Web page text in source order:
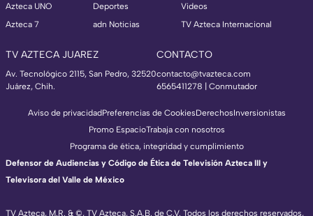
Azteca UNO
Azteca 7
Deportes
adn Noticias
Videos
TV Azteca Internacional
TV AZTECA JUAREZ
Av. Tecnológico 2115, San Pedro, 32520
Juárez, Chih.
CONTACTO
contacto@tvazteca.com
6565411278 | Conmutador
TV Azteca, M.R. & ©, TV Azteca, S.A.B. de C.V. Todos los derechos reservados,
Aviso de privacidadPreferencias de CookiesDerechosInversionistas
Promo EspacioTrabaja con nosotros
Programa de ética, integridad y cumplimiento
Defensor de Audiencias y Código de Ética de Televisión Azteca III y
Televisora del Valle de México